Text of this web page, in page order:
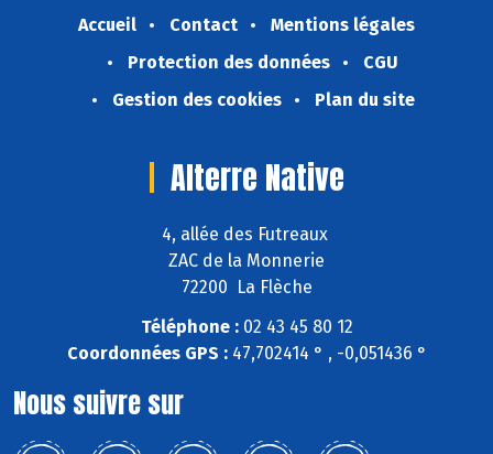
Accueil Contact
Mentions légales
Protection des données
CGU
Gestion des cookies
Plan du site
Alterre Native
4, allée des Futreaux
ZAC de la Monnerie
72200 La Flèche
Téléphone :02 43 45 80 12
Coordonnées GPS :47,702414 ° , -0,051436 °
Nous suivre sur